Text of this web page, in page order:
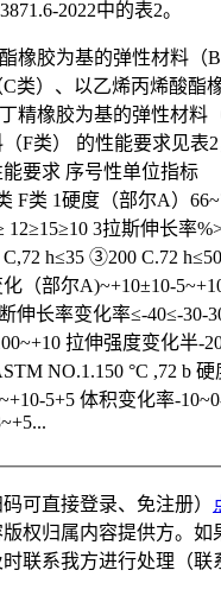
2022中的表2。
橡胶为基的弹性材料（
类）、以乙烯丙烯酸酯
精橡胶为基的弹性材料
F类） 的性能要求见表
要求 序号性单位指标
F类 1硬度（部尔A）
12≥15≥10 3拉斯伸长率
h≤35 ③200 C.72
化（部尔A)~+10±10-
伸长率变化率≤-40≤-30-
拉伸强度变化半-
NO.1.150 °C ,72 b
5+5 体积变化率-
可直接登录、免注册）
权归属内容提供方。如
联系我方进行处理（联